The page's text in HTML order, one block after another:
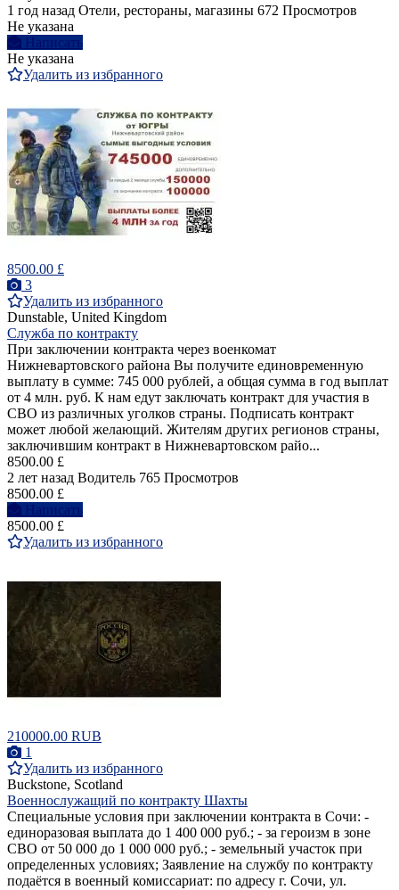
1 год назад Отели, рестораны, магазины 672 Просмотров
Не указана
Написать
Не указана
Удалить из избранного
8500.00 £
3
Удалить из избранного
Dunstable, United Kingdom
Служба по контракту
При заключении контракта через военкомат
Нижневартовского района Вы получите единовременную
выплату в сумме: 745 000 рублей, а общая сумма в год выплат
от 4 млн. руб. К нам едут заключать контракт для участия в
СВО из различных уголков страны. Подписать контракт
может любой желающий. Жителям других регионов страны,
заключившим контракт в Нижневартовском райо...
8500.00 £
2 лет назад Водитель 765 Просмотров
8500.00 £
Написать
8500.00 £
Удалить из избранного
210000.00 RUB
1
Удалить из избранного
Buckstone, Scotland
Военнослужащий по контракту Шахты
Специальные условия при заключении контракта в Сочи: -
единоразовая выплата до 1 400 000 руб.; - за героизм в зоне
СВО от 50 000 до 1 000 000 руб.; - земельный участок при
определенных условиях; Заявление на службу по контракту
подаётся в военный комиссариат: по адресу г. Сочи, ул.